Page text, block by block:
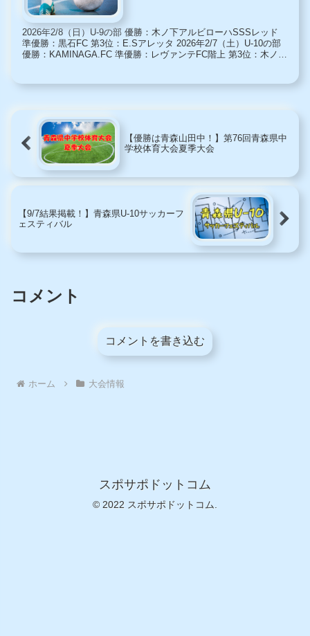
2026年2/8（日）U-9の部 優勝：木ノ下アルビローハSSSレッド
準優勝：黒石FC 第3位：E.Sアレッタ 2026年2/7（土）U-10の部
優勝：KAMINAGA.FC 準優勝：レヴァンテFC階上 第3位：木ノ下
【優勝は青森山田中！】第76回青森県中
学校体育大会夏季大会
【9/7結果掲載！】青森県U-10サッカーフ
ェスティバル
コメント
コメントを書き込む
ホーム 大会情報
スポサポドットコム
© 2022 スポサポドットコム.